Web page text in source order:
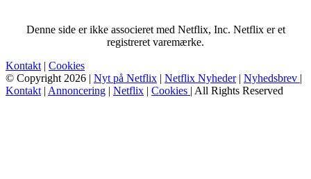
Denne side er ikke associeret med Netflix, Inc. Netflix er et
registreret varemærke.
Kontakt | Cookies
© Copyright 2026 | Nyt på Netflix | Netflix Nyheder| Nyhedsbrev |
Kontakt | Annoncering | Netflix | Cookies | All Rights Reserved